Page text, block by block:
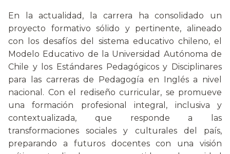
En la actualidad, la carrera ha consolidado un
proyecto formativo sólido y pertinente, alineado
con los desafíos del sistema educativo chileno, el
Modelo Educativo de la Universidad Autónoma de
Chile y los Estándares Pedagógicos y Disciplinares
para las carreras de Pedagogía en Inglés a nivel
nacional. Con el rediseño curricular, se promueve
una formación profesional integral, inclusiva y
contextualizada, que responde a las
transformaciones sociales y culturales del país,
preparando a futuros docentes con una visión